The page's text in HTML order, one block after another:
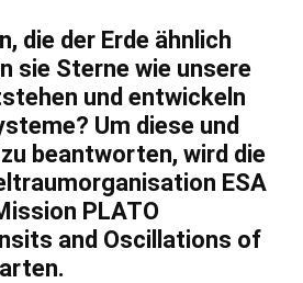
die der Erde ähnlich
sie Sterne wie unsere
und entwickeln
Um diese und
beantworten, wird die
ESA
PLATO
and Oscillations of